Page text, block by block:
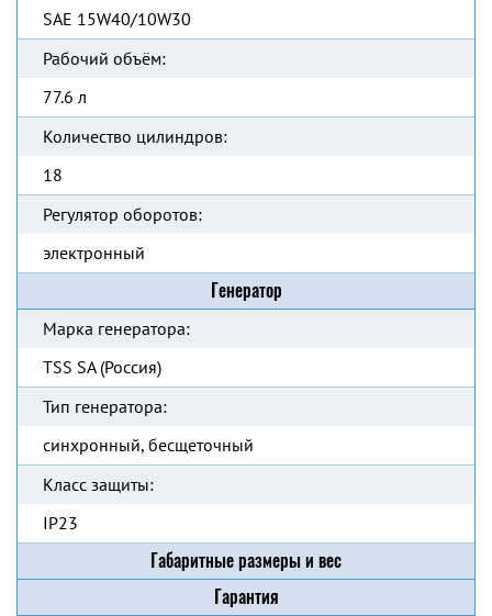
SAE 15W40/10W30
Рабочий объём:
77.6 л
Количество цилиндров:
18
Регулятор оборотов:
электронный
Генератор
Марка генератора:
TSS SA (Россия)
Тип генератора:
синхронный, бесщеточный
Класс защиты:
IP23
Габаритные размеры и вес
Гарантия